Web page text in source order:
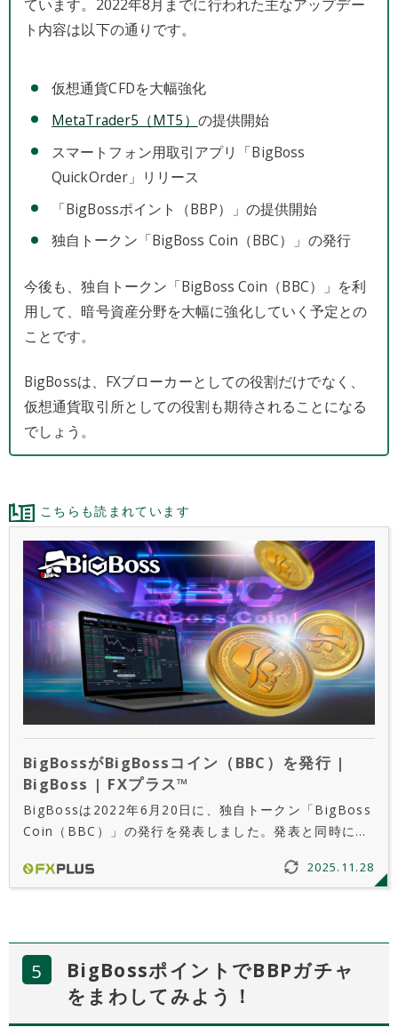
ています。2022年8月までに行われた主なアップデー
ト内容は以下の通りです。
仮想通貨CFDを大幅強化​​
MetaTrader5（MT5） の提供開始
スマートフォン用取引アプリ「BigBoss
QuickOrder」リリース
「BigBossポイント（BBP）」の提供開始
独自トークン「BigBoss Coin（BBC）」の発行
今後も、独自トークン「BigBoss Coin（BBC）」を利
用して、暗号資産分野を大幅に強化していく予定との
ことです。
BigBossは、FXブローカーとしての役割だけでなく、
仮想通貨取引所としての役割も期待されることになる
でしょう。
こちらも読まれています
BigBossがBigBossコイン（BBC）を発行 |
BigBoss | FXプラス™
BigBossは2022年6月20日に、独自トークン「BigBoss
Coin（BBC）」の発行を発表しました。発表と同時にラ
有者に与えられる特典などの記載もされています。2025.11.28
BigBossポイントでBBPガチャ
をまわしてみよう！